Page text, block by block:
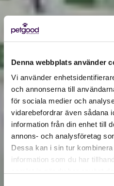
Denna webbplats använder
Vi använder
och annonserna till
för sociala medier och
vidarebefordrar även sådana
information från din enhet till
annons- och analysföretag
Dessa kan i sin tur
information som du har
Active location:
Hungary
Currency: EUR
SELECT YOUR